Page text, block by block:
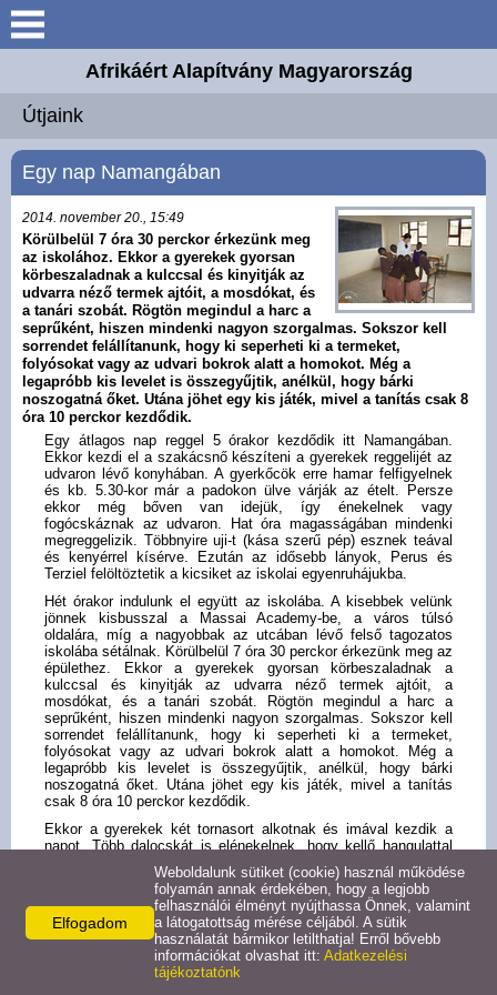
Keresés
Elérhetőségek
Általános Ismertető
Útjaink
Beszámolók
Egyéb Híreink
Galéria
Afrikáért Alapítvány Magyarország
Útjaink
Egy nap Namangában
2014. november 20., 15:49
Körülbelül 7 óra 30 perckor érkezünk meg
az iskolához. Ekkor a gyerekek gyorsan
körbeszaladnak a kulccsal és kinyitják az
udvarra néző termek ajtóit, a mosdókat, és
a tanári szobát. Rögtön megindul a harc a
seprűként, hiszen mindenki nagyon szorgalmas. Sokszor kell
sorrendet felállítanunk, hogy ki seperheti ki a termeket,
folyósokat vagy az udvari bokrok alatt a homokot. Még a
legapróbb kis levelet is összegyűjtik, anélkül, hogy bárki
noszogatná őket. Utána jöhet egy kis játék, mivel a tanítás csak 8
óra 10 perckor kezdődik.
Egy átlagos nap reggel 5 órakor kezdődik itt Namangában.
Ekkor kezdi el a szakácsnő készíteni a gyerekek reggelijét az
udvaron lévő konyhában. A gyerkőcök erre hamar felfigyelnek
és kb. 5.30-kor már a padokon ülve várják az ételt. Persze
ekkor még bőven van idejük, így énekelnek vagy
fogócskáznak az udvaron. Hat óra magasságában mindenki
megreggelizik. Többnyire uji-t (kása szerű pép) esznek teával
és kenyérrel kísérve. Ezután az idősebb lányok, Perus és
Terziel felöltöztetik a kicsiket az iskolai egyenruhájukba.
Hét órakor indulunk el együtt az iskolába. A kisebbek velünk
jönnek kisbusszal a Massai Academy-be, a város túlsó
oldalára, míg a nagyobbak az utcában lévő felső tagozatos
iskolába sétálnak. Körülbelül 7 óra 30 perckor érkezünk meg az
épülethez. Ekkor a gyerekek gyorsan körbeszaladnak a
kulccsal és kinyitják az udvarra néző termek ajtóit, a
mosdókat, és a tanári szobát. Rögtön megindul a harc a
seprűként, hiszen mindenki nagyon szorgalmas. Sokszor kell
sorrendet felállítanunk, hogy ki seperheti ki a termeket,
folyósokat vagy az udvari bokrok alatt a homokot. Még a
legapróbb kis levelet is összegyűjtik, anélkül, hogy bárki
noszogatná őket. Utána jöhet egy kis játék, mivel a tanítás
csak 8 óra 10 perckor kezdődik.
Ekkor a gyerekek két tornasort alkotnak és imával kezdik a
napot. Több dalocskát is elénekelnek, hogy kellő hangulattal
Az általános iskola alsóbb tagozataiba járóknak napi négy órája
van. Az első kettő mindig angol és matematika. Utána jönnek a
„kevésbé nyomatékos” tantárgyak, mint a tudomány (ami
leginkább az otthoni biológiára hasonlít), a
társadalomtudomány és a technika. Hetente többször vallástan
és hittan zárja a napot minden osztályban.
Elfogadom
Weboldalunk sütiket (cookie) használ működése
folyamán annak érdekében, hogy a legjobb
felhasználói élményt nyújthassa Önnek, valamint
a látogatottság mérése céljából. A sütik
használatát bármikor letilthatja! Erről bővebb
információkat olvashat itt: Adatkezelési
tájékoztatónk